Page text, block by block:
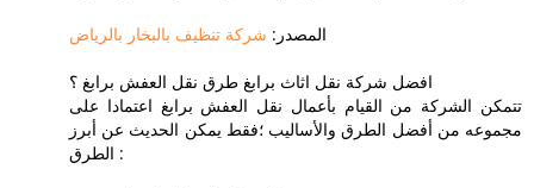
المصدر: شركة تنظيف بالبخار بالرياض
افضل شركة نقل اثاث برابغ طرق نقل العفش برابغ ؟
تتمكن الشركة من القيام بأعمال نقل العفش برابغ اعتمادا على
مجموعه من أفضل الطرق والأساليب ؛فقط يمكن الحديث عن أبرز
الطرق :